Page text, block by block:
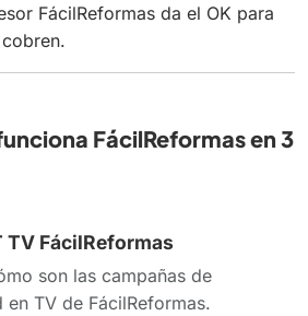
FácilReformas da el OK para
FácilReformas en 3
TV FácilReformas
son las campañas de
en TV de FácilReformas.